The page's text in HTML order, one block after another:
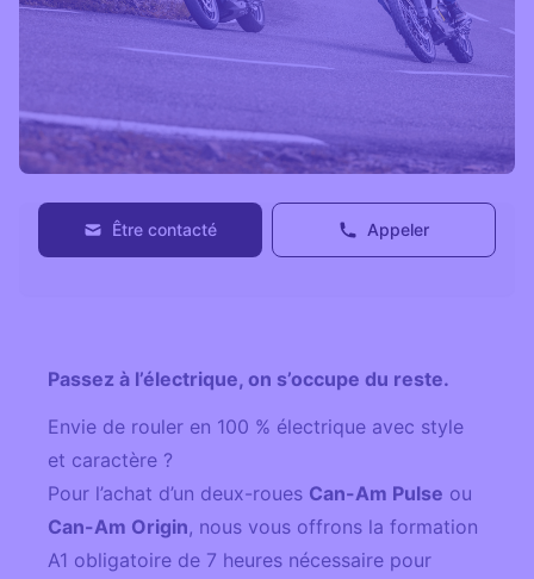
Être contacté Appeler
Passez à l’électrique, on s’occupe du reste.
Envie de rouler en 100 % électrique avec style
et caractère ?
Pour l’achat d’un deux-roues Can-Am Pulse ou
Can-Am Origin, nous vous offrons la formation
A1 obligatoire de 7 heures nécessaire pour